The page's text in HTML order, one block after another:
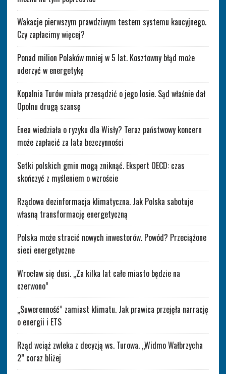
Wakacje pierwszym prawdziwym testem systemu kaucyjnego.
Czy zapłacimy więcej?
Ponad milion Polaków mniej w 5 lat. Kosztowny błąd może
uderzyć w energetykę
Kopalnia Turów miała przesądzić o jego losie. Sąd właśnie dał
Opolnu drugą szansę
Enea wiedziała o ryzyku dla Wisły? Teraz państwowy koncern
może zapłacić za lata bezczynności
Setki polskich gmin mogą zniknąć. Ekspert OECD: czas
skończyć z myśleniem o wzroście
Rządowa dezinformacja klimatyczna. Jak Polska sabotuje
własną transformację energetyczną
Polska może stracić nowych inwestorów. Powód? Przeciążone
sieci energetyczne
Wrocław się dusi. „Za kilka lat całe miasto będzie na
czerwono”
„Suwerenność” zamiast klimatu. Jak prawica przejęła narrację
o energii i ETS
Rząd wciąż zwleka z decyzją ws. Turowa. „Widmo Wałbrzycha
2” coraz bliżej